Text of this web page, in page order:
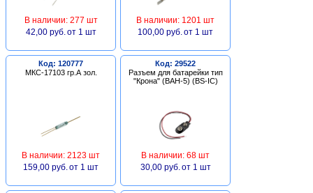
В наличии: 277 шт
42,00 руб. от 1 шт
В наличии: 1201 шт
100,00 руб. от 1 шт
Код: 120777
МКС-17103 гр.А зол.
В наличии: 2123 шт
159,00 руб. от 1 шт
Код: 29522
Разъем для батарейки тип
"Крона" (BAH-5) (BS-IC)
В наличии: 68 шт
30,00 руб. от 1 шт